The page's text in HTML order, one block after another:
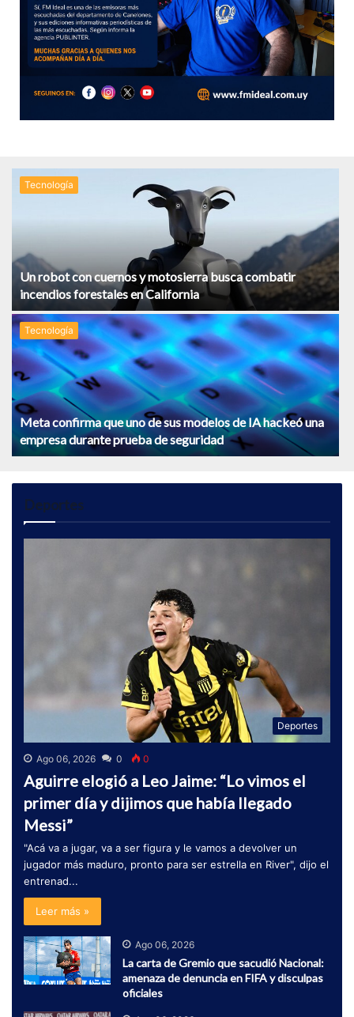
Tecnologí­a
Un robot con cuernos y motosierra busca combatir
incendios forestales en California
Tecnologí­a
Meta confirma que uno de sus modelos de IA hackeó una
empresa durante prueba de seguridad
Deportes
Deportes
Ago 06, 2026 0 0
Aguirre elogió a Leo Jaime: “Lo vimos el
primer día y dijimos que había llegado
Messi”
"Acá va a jugar, va a ser figura y le vamos a devolver un
jugador más maduro, pronto para ser estrella en River", dijo el
entrenad...
Leer más »
Ago 06, 2026
La carta de Gremio que sacudió Nacional:
amenaza de denuncia en FIFA y disculpas
oficiales